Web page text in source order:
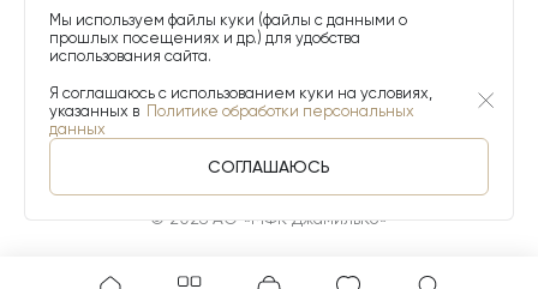
© 2026 АО «МФК ДжамильКо»
Мы используем файлы куки (файлы с данными о
прошлых посещениях и др.) для удобства
использования сайта.
Я соглашаюсь с использованием куки на условиях,
указанных в Политике обработки персональных
данных
СОГЛАШАЮСЬ